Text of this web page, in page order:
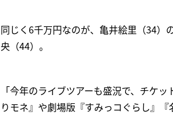
同じく6千万円なのが、亀井絵里（34）
央（44）。
「今年のライブツアーも盛況で、チケ
りモネ』や劇場版『すみっコぐらし』